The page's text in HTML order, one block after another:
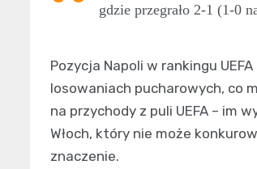
gdzie przegrało 2-1 (1-0
Pozycja Napoli w rankingu
losowaniach pucharowych, co
na przychody z puli UEFA – im
Włoch, który nie może
znaczenie.